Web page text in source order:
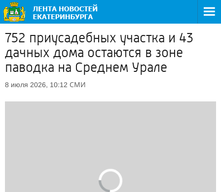
752 приусадебных участка и 43
дачных дома остаются в зоне
паводка на Среднем Урале
8 июля 2026, 10:12 СМИ